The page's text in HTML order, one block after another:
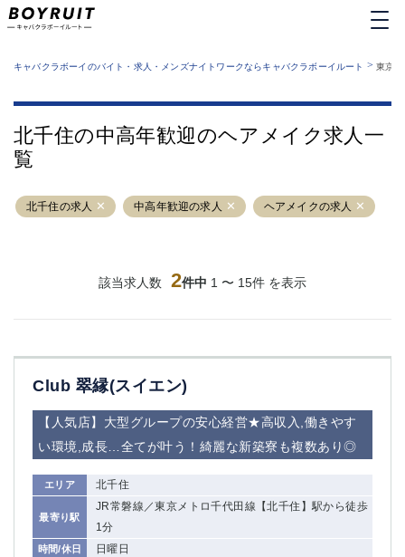
業種から探す
運営者情報
サイトマップ
キャバクラボーイのバイト・求人・メンズナイトワークならキャバクラボーイルート > 東京
北千住の中高年歓迎のヘアメイク求人一
覧
北千住の求人 中高年歓迎の求人 ヘアメイクの求人
該当求人数 2件中 1 〜 15件 を表示
Club 翠縁(スイエン)
【人気店】大型グループの安心経営★高収入,働きやす
い環境,成長…全てが叶う！綺麗な新築寮も複数あり◎
エリア 北千住
最寄り駅
JR常磐線／東京メトロ千代田線【北千住】駅から徒歩
1分
時間/休日 日曜日
六本木
池袋
渋谷
大和
立川
①六本木 ②西麻布
大山
赤坂
高円寺
蒲田東口
多摩センター
立川（南口）
西葛西
中野
府中